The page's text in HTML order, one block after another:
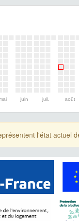
juin juil. août
l'état actuel